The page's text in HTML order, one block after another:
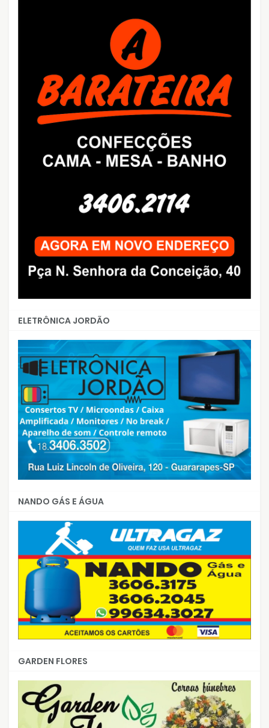
ELETRÔNICA JORDÃO
NANDO GÁS E ÁGUA
GARDEN FLORES